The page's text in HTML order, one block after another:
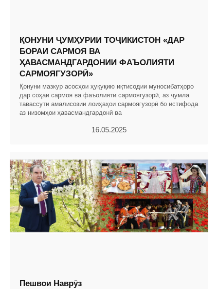
ҚОНУНИ ҶУМҲУРИИ ТОҶИКИСТОН «ДАР
БОРАИ САРМОЯ ВА
ҲАВАСМАНДГАРДОНИИ ФАЪОЛИЯТИ
САРМОЯГУЗОРӢ»
Қонуни мазкур асосҳои ҳуқуқию иқтисодии муносибатҳоро
дар соҳаи сармоя ва фаъолияти сармоягузорӣ, аз ҷумла
тавассути амалисозии лоиҳаҳои сармоягузорӣ бо истифода
аз низомҳои ҳавасмандгардонӣ ва
16.05.2025
Пешвои Наврӯз